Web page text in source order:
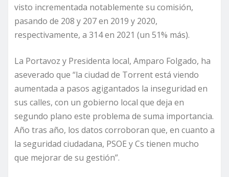
visto incrementada notablemente su comisión,
pasando de 208 y 207 en 2019 y 2020,
respectivamente, a 314 en 2021 (un 51% más).
La Portavoz y Presidenta local, Amparo Folgado, ha
aseverado que “la ciudad de Torrent está viendo
aumentada a pasos agigantados la inseguridad en
sus calles, con un gobierno local que deja en
segundo plano este problema de suma importancia.
Año tras año, los datos corroboran que, en cuanto a
la seguridad ciudadana, PSOE y Cs tienen mucho
que mejorar de su gestión”.